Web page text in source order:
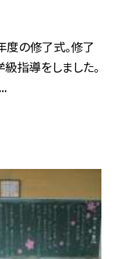
度の修了式。修了
指導をしました。